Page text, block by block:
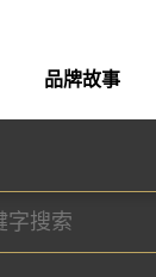
品牌故事